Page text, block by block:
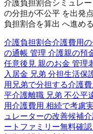
介護負担割合シミュレ
の分担が不公平 を出発
負担割合を算出 へ進め
介護負担割合介護費用の
の通帳 管理 介護親の預
任意後見 親のお金 管理
入居金 兄弟 分担生活保
用 兄弟で分担する介護費
平介護離職 兄弟 不公平
用介護費用 相続で考慮
ュレーターの改善候補
ートファミリー無料確